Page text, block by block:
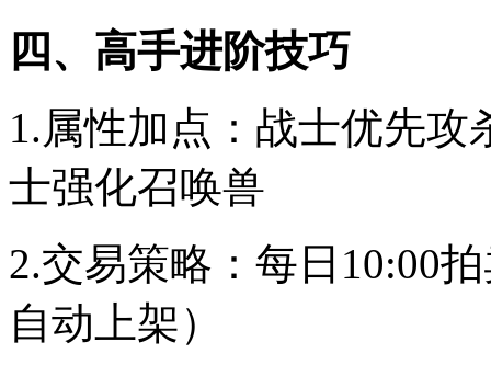
四、高手进阶技巧
1.属性加点：战士优先
士强化召唤兽
2.交易策略：每日10:00
自动上架）